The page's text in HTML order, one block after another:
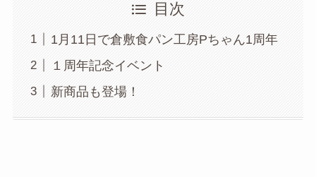
目次
1月11日で倉敷食パン工房Pちゃん1周年
１周年記念イベント
新商品も登場！